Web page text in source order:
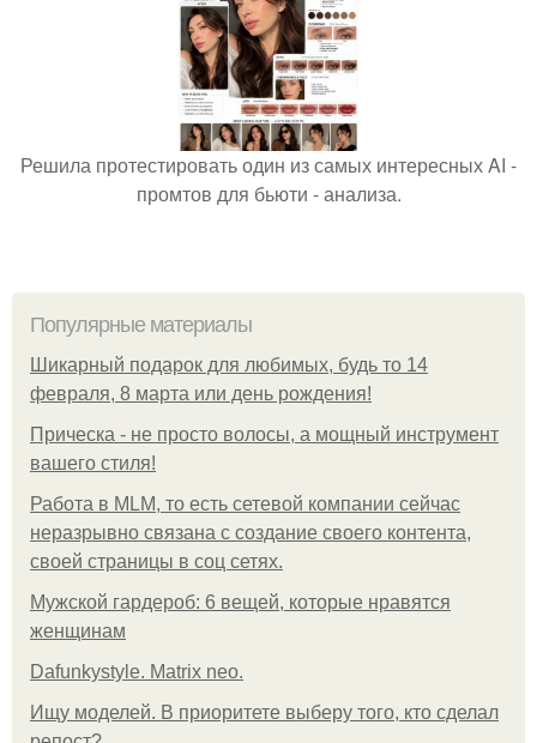
Решила протестировать один из самых интересных AI -
промтов для бьюти - анализа.
Популярные материалы
Шикарный подарок для любимых, будь то 14
февраля, 8 марта или день рождения!
Прическа - не просто волосы, а мощный инструмент
вашего стиля!
Работа в MLM, то есть сетевой компании сейчас
неразрывно связана с создание своего контента,
своей страницы в соц сетях.
Мужской гардероб: 6 вещей, которые нравятся
женщинам
Dafunkystyle. Matrix neo.
Ищу моделей. В приоритете выберу того, кто сделал